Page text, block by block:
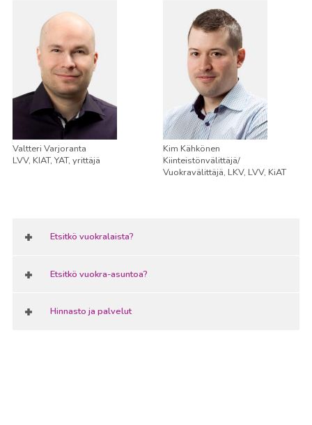
Valtteri Varjoranta
LVV, KIAT, YAT, yrittäjä
Kim Kähkönen
Kiinteistönvälittäjä/
Vuokravälittäjä, LKV, LVV, KiAT
Etsitkö vuokralaista?
Etsitkö vuokra-asuntoa?
Hinnasto ja palvelut